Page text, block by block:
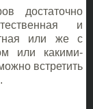
достаточно
и
или же с
или какими-
встретить